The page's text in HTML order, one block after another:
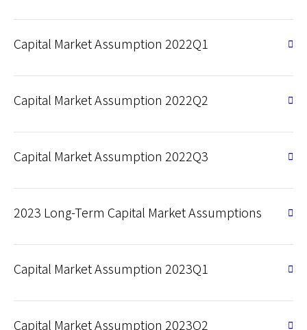
Capital Market Assumption 2022Q1
Capital Market Assumption 2022Q2
Capital Market Assumption 2022Q3
2023 Long-Term Capital Market Assumptions
Capital Market Assumption 2023Q1
Capital Market Assumption 2023Q2